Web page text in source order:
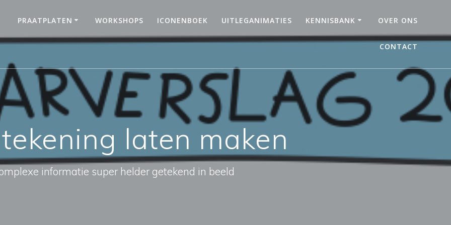
PRAATPLATEN WORKSHOPS ICONENBOEK UITLEGANIMATIES KENNISBANK OVER ONS
CONTACT
tekening laten maken
informatie super helder getekend in beeld